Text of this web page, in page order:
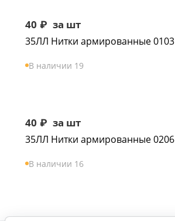
40 ₽ за шт
35ЛЛ Нитки армированные 0103
В наличии 19
40 ₽ за шт
35ЛЛ Нитки армированные 0206
В наличии 16